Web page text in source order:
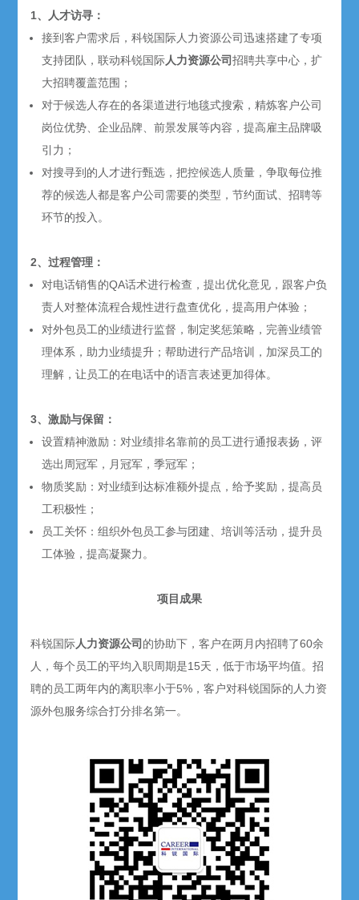
1、人才访寻：
接到客户需求后，科锐国际人力资源公司迅速搭建了专项
支持团队，联动科锐国际人力资源公司招聘共享中心，扩
大招聘覆盖范围；
对于候选人存在的各渠道进行地毯式搜索，精炼客户公司
岗位优势、企业品牌、前景发展等内容，提高雇主品牌吸
引力；
对搜寻到的人才进行甄选，把控候选人质量，争取每位推
荐的候选人都是客户公司需要的类型，节约面试、招聘等
环节的投入。
2、过程管理：
对电话销售的QA话术进行检查，提出优化意见，跟客户负
责人对整体流程合规性进行盘查优化，提高用户体验；
对外包员工的业绩进行监督，制定奖惩策略，完善业绩管
理体系，助力业绩提升；帮助进行产品培训，加深员工的
理解，让员工的在电话中的语言表述更加得体。
3、激励与保留：
设置精神激励：对业绩排名靠前的员工进行通报表扬，评
选出周冠军，月冠军，季冠军；
物质奖励：对业绩到达标准额外提点，给予奖励，提高员
工积极性；
员工关怀：组织外包员工参与团建、培训等活动，提升员
工体验，提高凝聚力。
项目成果
科锐国际人力资源公司 的协助下，客户在两月内招聘了60余
人，每个员工的平均入职周期是15天，低于市场平均值。招
聘的员工两年内的离职率小于5%，客户对科锐国际的人力资
源外包服务综合打分排名第一。